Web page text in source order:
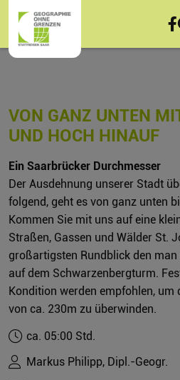
VON GANZ UNTEN
UND HOCH HINAUF
Ein Saarbrücker Durchmesser
Der Ausdehnung unserer Stadt
folgend, geht es von ganz unten
Kommen Sie mit uns auf eine
Straßen, Gassen und Wälder St.
großartigsten Rundblick den
auf dem Schwarzenbergturm.
Kondition werden empfohlen, um
von ca. 230m zu überwinden.
ca. 05:00 Std.
Markus Philipp, Dipl.-Geogr.